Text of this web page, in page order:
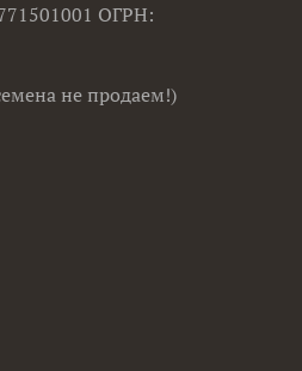
ОГРН:
не продаем!)